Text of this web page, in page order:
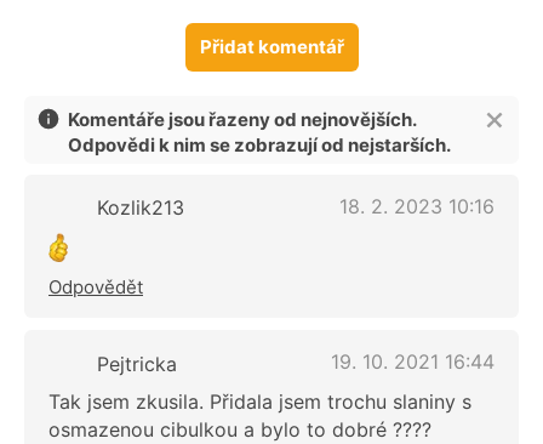
Přidat komentář
Komentáře jsou řazeny od nejnovějších.
Odpovědi k nim se zobrazují od nejstarších.
Kozlik213 18. 2. 2023 10:16
Odpovědět
Pejtricka
19. 10. 2021 16:44
Tak jsem zkusila. Přidala jsem trochu slaniny s
osmazenou cibulkou a bylo to dobré ????